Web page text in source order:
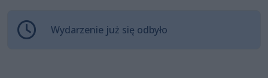
Wydarzenie już się odbyło